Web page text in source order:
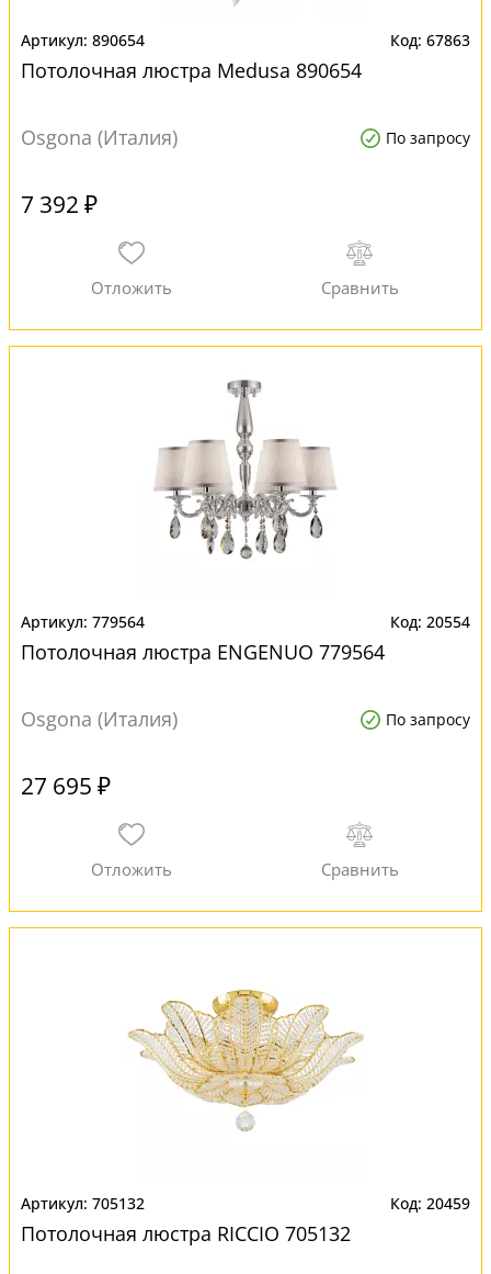
890654 67863
Потолочная люстра Medusa 890654
Osgona (Италия) По запросу
7 392 ₽
779564 20554
Потолочная люстра ENGENUO 779564
Osgona (Италия) По запросу
27 695 ₽
705132 20459
Потолочная люстра RICCIO 705132